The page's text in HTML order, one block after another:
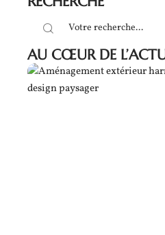
AU CŒUR DE